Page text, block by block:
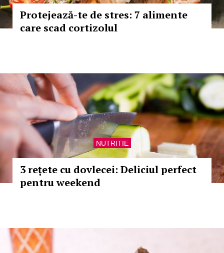
Protejează-te de stres: 7 alimente
care scad cortizolul
NUTRITIE
3 rețete cu dovlecei: Deliciul perfect
pentru weekend